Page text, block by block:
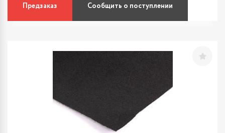
Предзаказ Сообщить о поступлении